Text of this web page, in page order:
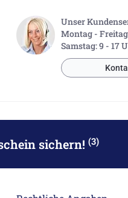
Unser
Montag -
Samstag: 9 - 17
sichern! (3)